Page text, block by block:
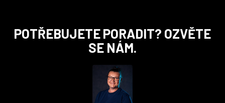
POTŘEBUJETE PORADIT? OZVĚTE
SE NÁM.